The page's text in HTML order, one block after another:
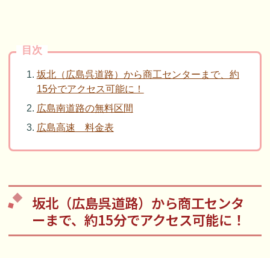
目次
坂北（広島呉道路）から商工センターまで、約
15分でアクセス可能に！
広島南道路の無料区間
広島高速 料金表
坂北（広島呉道路）から商工センタ
ーまで、約15分でアクセス可能に！